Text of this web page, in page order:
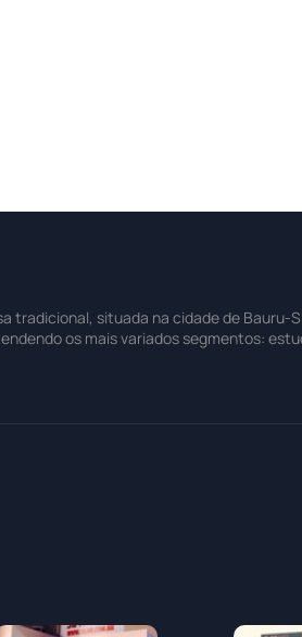
tradicional, situada na cidade de Bauru-
os mais variados segmentos: